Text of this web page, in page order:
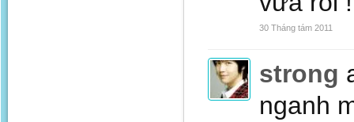
30 Tháng tám 2011
strong
nganh